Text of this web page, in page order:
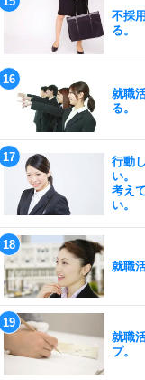
不採
る。
就職
る。
行動
い。
考え
い。
就職
就職
プ。